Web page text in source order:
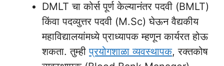
DMLT चा कोर्स पूर्ण केल्यानंतर पदवी (BMLT)
किंवा पदव्युत्तर पदवी (M.Sc) घेऊन वैद्यकीय
महाविद्यालयांमध्ये प्राध्यापक म्हणून कार्यरत होऊ
शकता. तुम्हीप्रयोगशाळा व्यवस्थापक, रक्तकोष